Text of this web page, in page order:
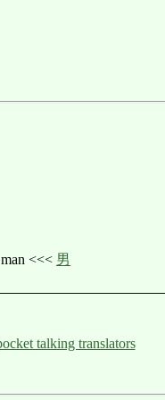
<<< 男